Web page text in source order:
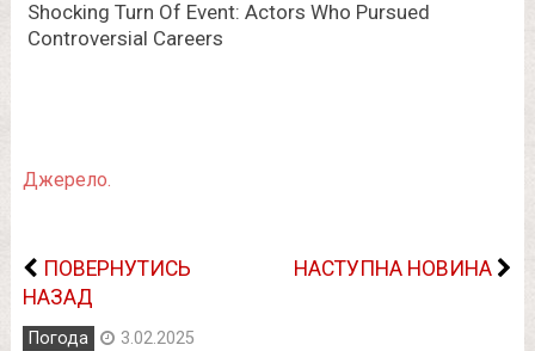
Джерело.
ПОВЕРНУТИСЬ
НАЗАД
НАСТУПНА НОВИНА
Погода 3.02.2025